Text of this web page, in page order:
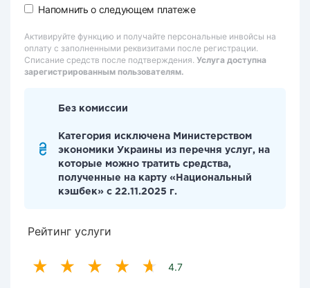
Напомнить о следующем платеже
Активируйте функцию и получайте персональные инвойсы на
оплату с заполненными реквизитами после регистрации.
Списание средств после подтверждения. Услуга доступна
зарегистрированным пользователям.
Без комиссии
Категория исключена Министерством
экономики Украины из перечня услуг, на
которые можно тратить средства,
полученные на карту «Национальный
кэшбек» с 22.11.2025 г.
Рейтинг услуги
4.7